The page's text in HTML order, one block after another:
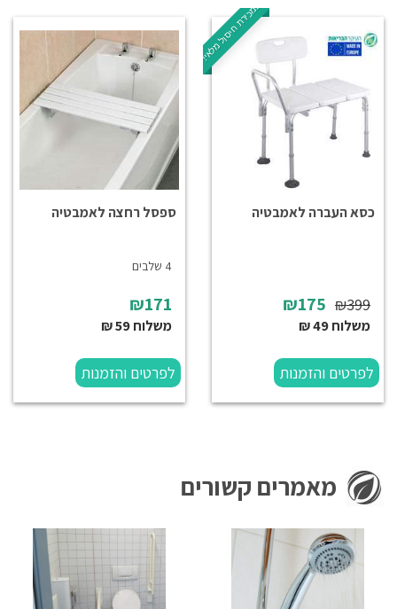
במכירת חיסול מלאי!
כסא העברה לאמבטיה
₪175 ₪399
משלוח 49 ₪
לפרטים והזמנות
ספסל רחצה לאמבטיה
4 שלבים
₪171
משלוח 59 ₪
לפרטים והזמנות
מאמרים קשורים